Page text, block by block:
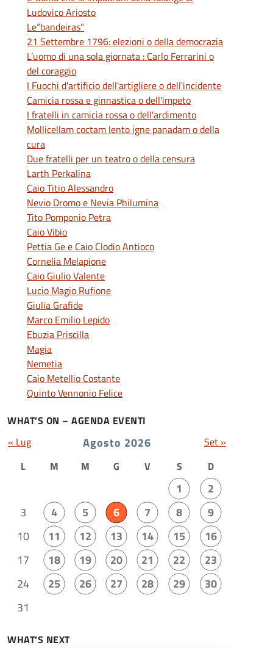
Ludovico Ariosto
Le“bandeiras”
21 Settembre 1796: elezioni o della democrazia
L’uomo di una sola giornata : Carlo Ferrarini o
del coraggio
I Fuochi d'artificio dell'artigliere o dell'incidente
Camicia rossa e ginnastica o dell'impeto
I fratelli in camicia rossa o dell'ardimento
Mollicellam coctam lento igne panadam o della
cura
Due fratelli per un teatro o della censura
Larth Perkalina
Caio Titio Alessandro
Nevio Dromo e Nevia Philumina
Tito Pomponio Petra
Caio Vibio
Pettia Ge e Caio Clodio Antioco
Cornelia Melapione
Caio Giulio Valente
Lucio Magio Rufione
Giulia Grafide
Marco Emilio Lepido
Ebuzia Priscilla
Magia
Nemetia
Caio Metellio Costante
Quinto Vennonio Felice
WHAT’S ON – AGENDA EVENTI
Agosto 2026
L M M G V S D
1
2
3
4 5 6 7 8
9
10
11 12 13 14 15
16
17
18 19 20 21 22
23
24
25 26 27 28 29
30
31
« Lug Set »
WHAT’S NEXT